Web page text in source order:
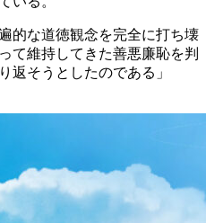
的な道徳観念を完全に打ち壊
て維持してきた善悪廉恥を判
返そうとしたのである」